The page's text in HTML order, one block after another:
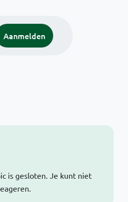
Aanmelden
is gesloten. Je kunt niet